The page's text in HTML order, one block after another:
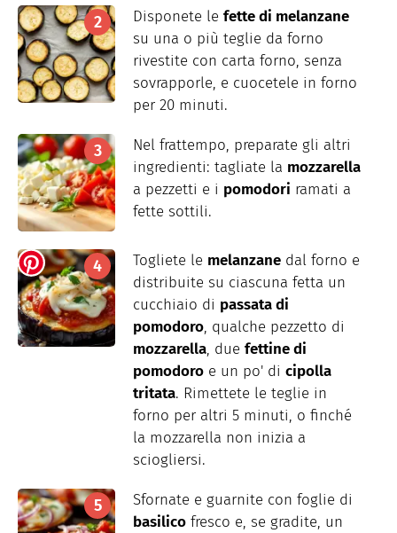
Disponete le fette di melanzane
su una o più teglie da forno
rivestite con carta forno, senza
sovrapporle, e cuocetele in forno
per 20 minuti.
Nel frattempo, preparate gli altri
ingredienti: tagliate la mozzarella
a pezzetti e i pomodori ramati a
fette sottili.
Togliete le melanzane dal forno e
distribuite su ciascuna fetta un
cucchiaio di passata di
pomodoro, qualche pezzetto di
mozzarella, due fettine di
pomodoro e un po' di cipolla
tritata. Rimettete le teglie in
forno per altri 5 minuti, o finché
la mozzarella non inizia a
sciogliersi.
Sfornate e guarnite con foglie di
basilico fresco e, se gradite, un